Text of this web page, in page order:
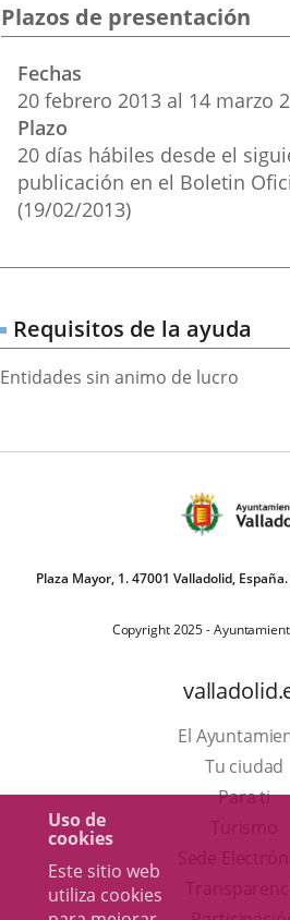
Uso de
cookies
Este sitio web
utiliza cookies
Plazos de presentación
Fechas
20 febrero 2013 al 14 marzo
Plazo
20 días hábiles desde el
publicación en el Boletin
(19/02/2013)
Requisitos de la ayuda
Entidades sin animo de lucro
Plaza Mayor, 1. 47001 Valladolid,
Copyright 2025 -
El
Tu ciudad
Para ti